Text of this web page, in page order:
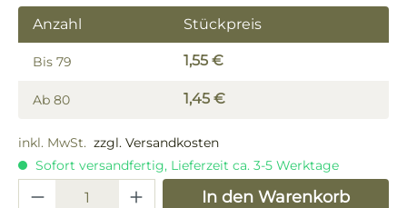
Anzahl Stückpreis
Bis 79 1,55 €
Ab 80 1,45 €
inkl. MwSt. zzgl. Versandkosten
Sofort versandfertig, Lieferzeit ca. 3-5 Werktage
Produkt Anzahl: Gib denIn den Warenkorb